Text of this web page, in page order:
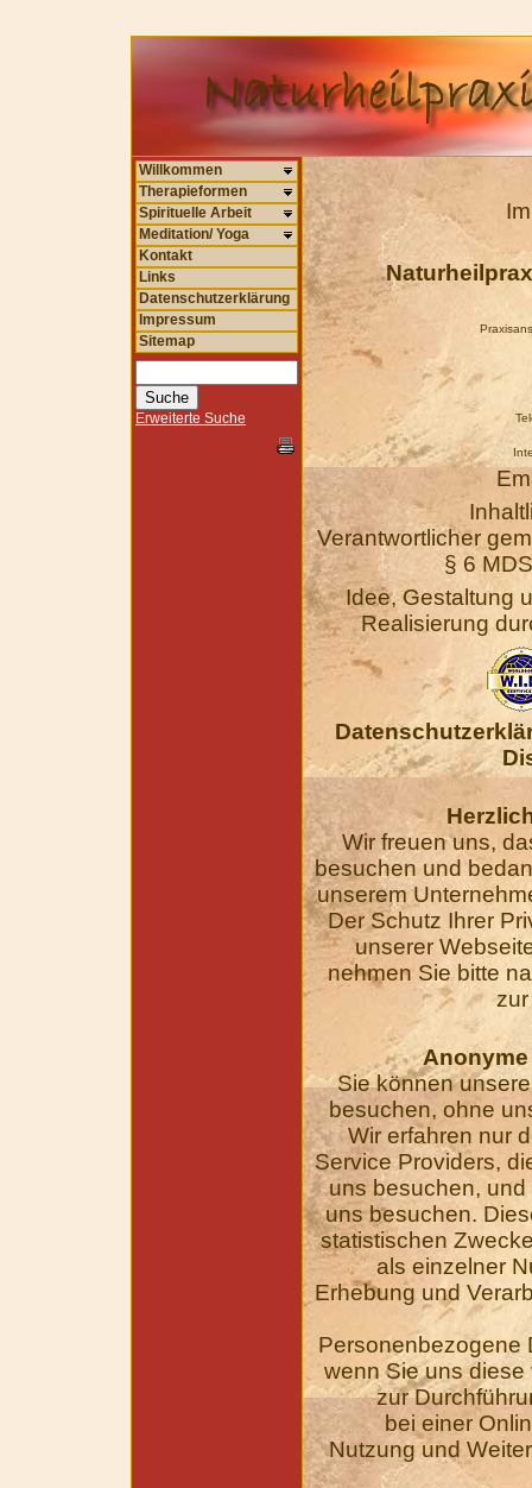
Willkommen
Therapieformen
Spirituelle Arbeit
Meditation/ Yoga
Kontakt
Links
Datenschutzerklärung
Impressum
Sitemap
Erweiterte Suche
Verantwortlicher
§ 6
Idee, Gestaltung
Realisierung
Wir freuen uns,
besuchen und
unserem
Der Schutz Ihrer
unserer
nehmen Sie bitte
Sie können
besuchen, ohne
Wir erfahren nur
Service Providers,
uns besuchen,
uns besuchen.
statistischen
als einzelner
Erhebung und
Personenbezogene
wenn Sie uns
zur
bei einer
Nutzung und